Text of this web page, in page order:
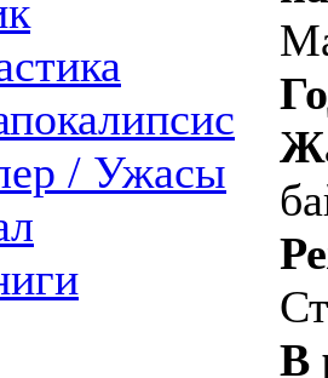
/ Ужасы
В